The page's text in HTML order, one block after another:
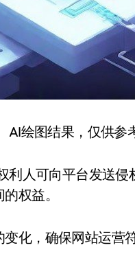
AI绘图结果，仅供参
利人可向平台发送
权益。
化，确保网站运营